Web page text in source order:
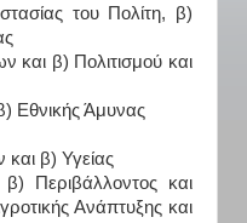
του Πολίτη, β)
και β) Πολιτισμού και
Εθνικής Άμυνας
β) Υγείας
Περιβάλλοντος και
Ανάπτυξης και